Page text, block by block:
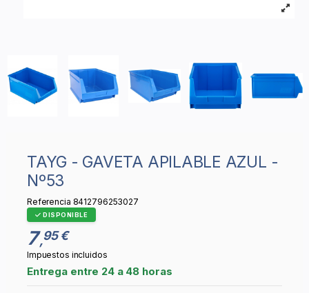
TAYG - GAVETA APILABLE AZUL -
Nº53
Referencia 8412796253027
DISPONIBLE
7,95 €
Impuestos incluidos
Entrega entre 24 a 48 horas